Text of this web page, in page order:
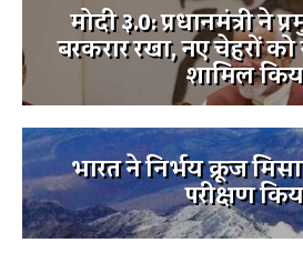
मोदी ३.0: प्रधानमंत्री ने
बरकरार रखा, नए चेहरों
शामिल
भारत ने निर्भय क्रूज
परीक्षण